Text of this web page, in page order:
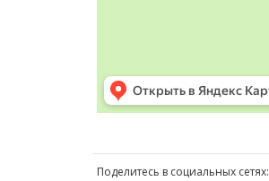
Поделитесь в социальных сетях: